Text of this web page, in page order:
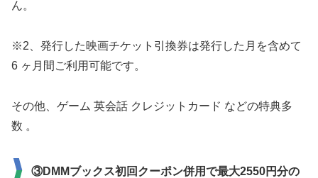
ん。
※2、発行した映画チケット引換券は発行した月を含めて
6 ヶ月間ご利用可能です。
その他、ゲーム 英会話 クレジットカード などの特典多
数 。
③DMMブックス初回クーポン併用で最大2550円分の